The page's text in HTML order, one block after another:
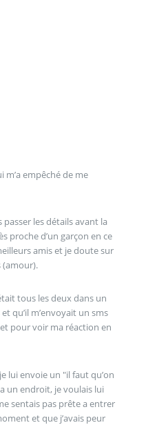
m’a empêché de me
passer les détails avant la
proche d’un garçon en ce
amis et je doute sur
(amour).
tous les deux dans un
qu’il m’envoyait un sms
pour voir ma réaction en
lui envoie un "il faut qu’on
un endroit, je voulais lui
sentais pas prête a entrer
et que j’avais peur